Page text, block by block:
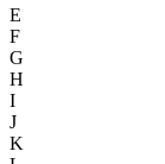
E
F
G
H
I
J
K